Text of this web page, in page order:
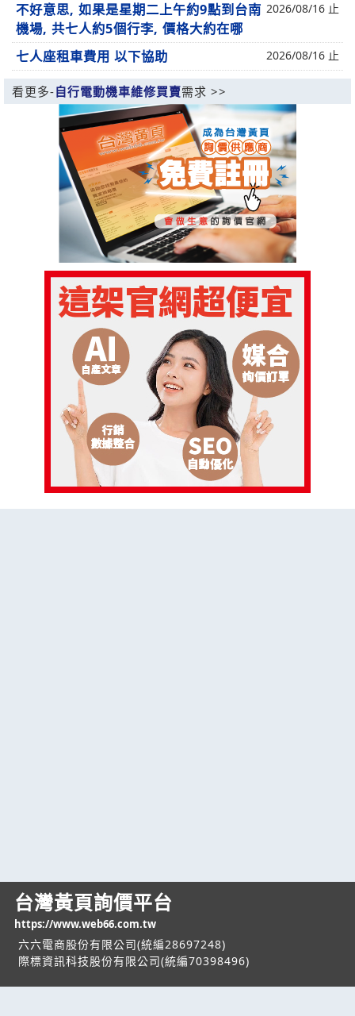
不好意思, 如果是星期二上午約9點到台南
機場, 共七人約5個行李, 價格大約在哪
2026/08/16 止
七人座租車費用 以下協助 2026/08/16 止
看更多-自行電動機車維修買賣需求 >>
台灣黃頁詢價平台
https://www.web66.com.tw
六六電商股份有限公司(統編28697248)
際標資訊科技股份有限公司(統編70398496)